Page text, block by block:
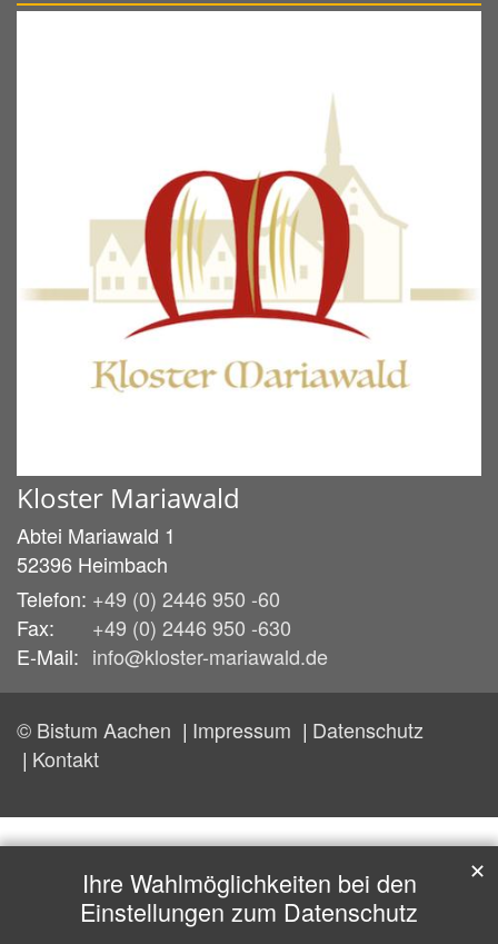
Kloster Mariawald
Abtei Mariawald 1
52396 Heimbach
Telefon: +49 (0) 2446 950 -60
Fax:
+49 (0) 2446 950 -630
E-Mail: info@kloster-mariawald.de
© Bistum Aachen Impressum
Datenschutz
Kontakt
Ihre Wahlmöglichkeiten bei den
Einstellungen zum Datenschutz
✕